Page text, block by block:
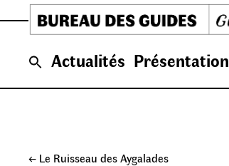
to
content
Actualités Présentation
← Le Ruisseau des Aygalades